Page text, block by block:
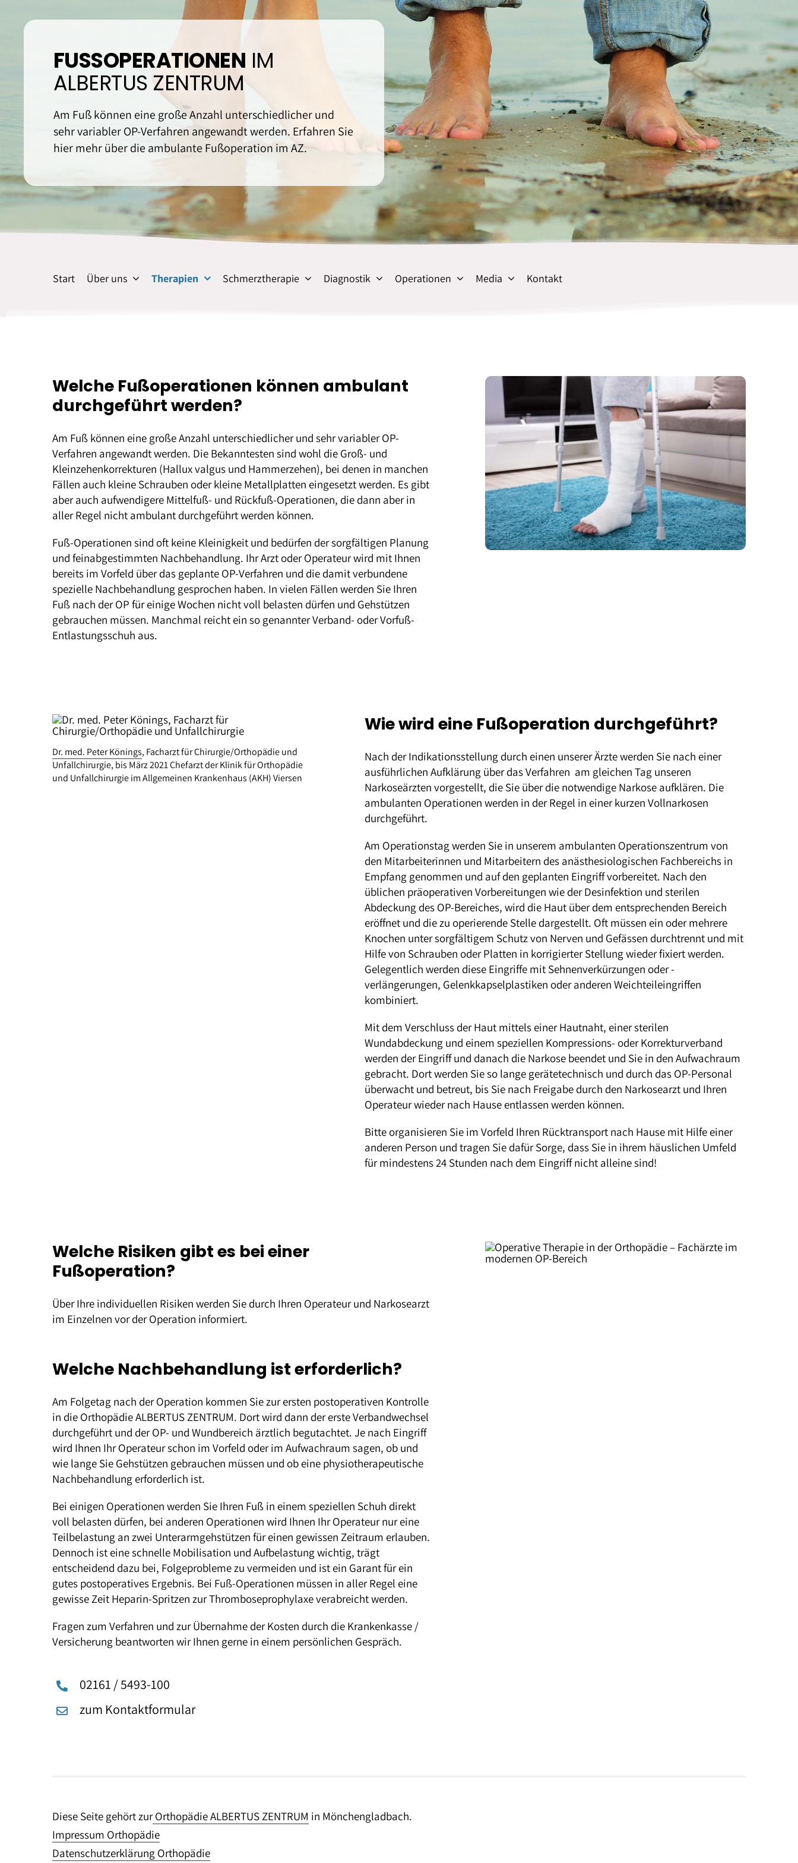
FUSSOPERATIONEN IM
ALBERTUS ZENTRUM
Am Fuß können eine große Anzahl unterschiedlicher und
sehr variabler OP-Verfahren angewandt werden. Erfahren Sie
hier mehr über die ambulante Fußoperation im AZ.
Start Über uns Therapien Schmerztherapie Diagnostik Operationen Media Kontakt
Welche Fußoperationen können ambulant
durchgeführt werden?
Am Fuß können eine große Anzahl unterschiedlicher und sehr variabler OP-
Verfahren angewandt werden. Die Bekanntesten sind wohl die Groß- und
Kleinzehenkorrekturen (Hallux valgus und Hammerzehen), bei denen in manchen
Fällen auch kleine Schrauben oder kleine Metallplatten eingesetzt werden. Es gibt
aber auch aufwendigere Mittelfuß- und Rückfuß-Operationen, die dann aber in
aller Regel nicht ambulant durchgeführt werden können.
Fuß-Operationen sind oft keine Kleinigkeit und bedürfen der sorgfältigen Planung
und feinabgestimmten Nachbehandlung. Ihr Arzt oder Operateur wird mit Ihnen
bereits im Vorfeld über das geplante OP-Verfahren und die damit verbundene
spezielle Nachbehandlung gesprochen haben. In vielen Fällen werden Sie Ihren
Fuß nach der OP für einige Wochen nicht voll belasten dürfen und Gehstützen
gebrauchen müssen. Manchmal reicht ein so genannter Verband- oder Vorfuß-
Entlastungsschuh aus.
Dr. med. Peter Könings, Facharzt für Chirurgie/Orthopädie und
Unfallchirurgie, bis März 2021 Chefarzt der Klinik für Orthopädie
und Unfallchirurgie im Allgemeinen Krankenhaus (AKH) Viersen
Wie wird eine Fußoperation durchgeführt?
Nach der Indikationsstellung durch einen unserer Ärzte werden Sie nach einer
ausführlichen Aufklärung über das Verfahren am gleichen Tag unseren
Narkoseärzten vorgestellt, die Sie über die notwendige Narkose aufklären. Die
ambulanten Operationen werden in der Regel in einer kurzen Vollnarkosen
durchgeführt.
Am Operationstag werden Sie in unserem ambulanten Operationszentrum von
den Mitarbeiterinnen und Mitarbeitern des anästhesiologischen Fachbereichs in
Empfang genommen und auf den geplanten Eingriff vorbereitet. Nach den
üblichen präoperativen Vorbereitungen wie der Desinfektion und sterilen
Abdeckung des OP-Bereiches, wird die Haut über dem entsprechenden Bereich
eröffnet und die zu operierende Stelle dargestellt. Oft müssen ein oder mehrere
Knochen unter sorgfältigem Schutz von Nerven und Gefässen durchtrennt und mit
Hilfe von Schrauben oder Platten in korrigierter Stellung wieder fixiert werden.
Gelegentlich werden diese Eingriffe mit Sehnenverkürzungen oder -
verlängerungen, Gelenkkapselplastiken oder anderen Weichteileingriffen
kombiniert.
Mit dem Verschluss der Haut mittels einer Hautnaht, einer sterilen
Wundabdeckung und einem speziellen Kompressions- oder Korrekturverband
werden der Eingriff und danach die Narkose beendet und Sie in den Aufwachraum
gebracht. Dort werden Sie so lange gerätetechnisch und durch das OP-Personal
überwacht und betreut, bis Sie nach Freigabe durch den Narkosearzt und Ihren
Operateur wieder nach Hause entlassen werden können.
Bitte organisieren Sie im Vorfeld Ihren Rücktransport nach Hause mit Hilfe einer
anderen Person und tragen Sie dafür Sorge, dass Sie in ihrem häuslichen Umfeld
für mindestens 24 Stunden nach dem Eingriff nicht alleine sind!
Welche Risiken gibt es bei einer
Fußoperation?
Über Ihre individuellen Risiken werden Sie durch Ihren Operateur und Narkosearzt
im Einzelnen vor der Operation informiert.
Welche Nachbehandlung ist erforderlich?
Am Folgetag nach der Operation kommen Sie zur ersten postoperativen Kontrolle
in die Orthopädie ALBERTUS ZENTRUM. Dort wird dann der erste Verbandwechsel
durchgeführt und der OP- und Wundbereich ärztlich begutachtet. Je nach Eingriff
wird Ihnen Ihr Operateur schon im Vorfeld oder im Aufwachraum sagen, ob und
wie lange Sie Gehstützen gebrauchen müssen und ob eine physiotherapeutische
Nachbehandlung erforderlich ist.
Bei einigen Operationen werden Sie Ihren Fuß in einem speziellen Schuh direkt
voll belasten dürfen, bei anderen Operationen wird Ihnen Ihr Operateur nur eine
Teilbelastung an zwei Unterarmgehstützen für einen gewissen Zeitraum erlauben.
Dennoch ist eine schnelle Mobilisation und Aufbelastung wichtig, trägt
entscheidend dazu bei, Folgeprobleme zu vermeiden und ist ein Garant für ein
gutes postoperatives Ergebnis. Bei Fuß-Operationen müssen in aller Regel eine
gewisse Zeit Heparin-Spritzen zur Thromboseprophylaxe verabreicht werden.
Fragen zum Verfahren und zur Übernahme der Kosten durch die Krankenkasse /
Versicherung beantworten wir Ihnen gerne in einem persönlichen Gespräch.
02161 / 5493-100
zum Kontaktformular
Diese Seite gehört zurOrthopädie ALBERTUS ZENTRUM in Mönchengladbach.
Impressum Orthopädie
Datenschutzerklärung Orthopädie